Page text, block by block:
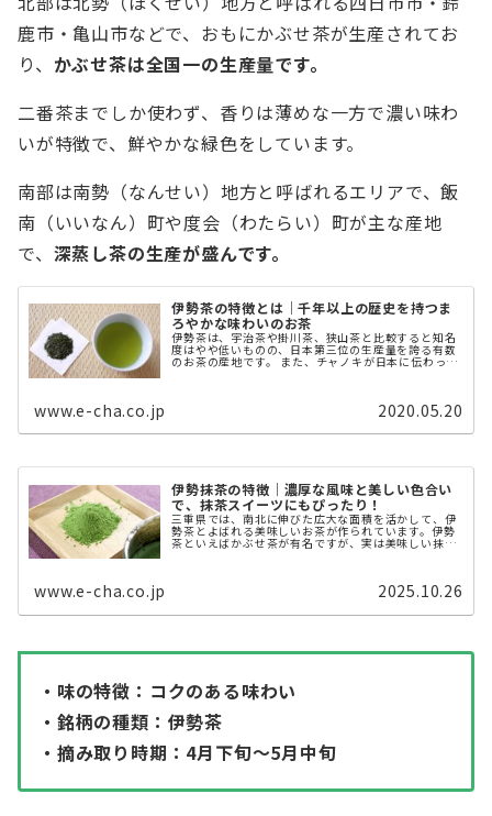
鹿市・亀山市などで、おもにかぶせ茶が生産されてお
り、 かぶせ茶は全国一の生産量です。
二番茶までしか使わず、香りは薄めな一方で濃い味わ
いが特徴で、鮮やかな緑色をしています。
南部は南勢（なんせい）地方と呼ばれるエリアで、飯
南（いいなん）町や度会（わたらい）町が主な産地
で、 深蒸し茶の生産が盛んです。
伊勢茶の特徴とは｜千年以上の歴史を持つま
ろやかな味わいのお茶
伊勢茶は、宇治茶や掛川茶、狭山茶と比較すると知名
度はやや低いものの、日本第三位の生産量を誇る有数
のお茶の産地です。 また、チャノキが日本に伝わった
www.e-cha.co.jp 2020.05.20
伊勢抹茶の特徴｜濃厚な風味と美しい色合い
で、抹茶スイーツにもぴったり！
三重県では、南北に伸びた広大な面積を活かして、伊
勢茶とよばれる美味しいお茶が作られています。伊勢
茶といえばかぶせ茶が有名ですが、実は美味しい抹茶
も作られているのです。 本記事では「伊勢抹茶」を解
www.e-cha.co.jp 2025.10.26
・味の特徴：コクのある味わい
・銘柄の種類：伊勢茶
・摘み取り時期：4月下旬〜5月中旬